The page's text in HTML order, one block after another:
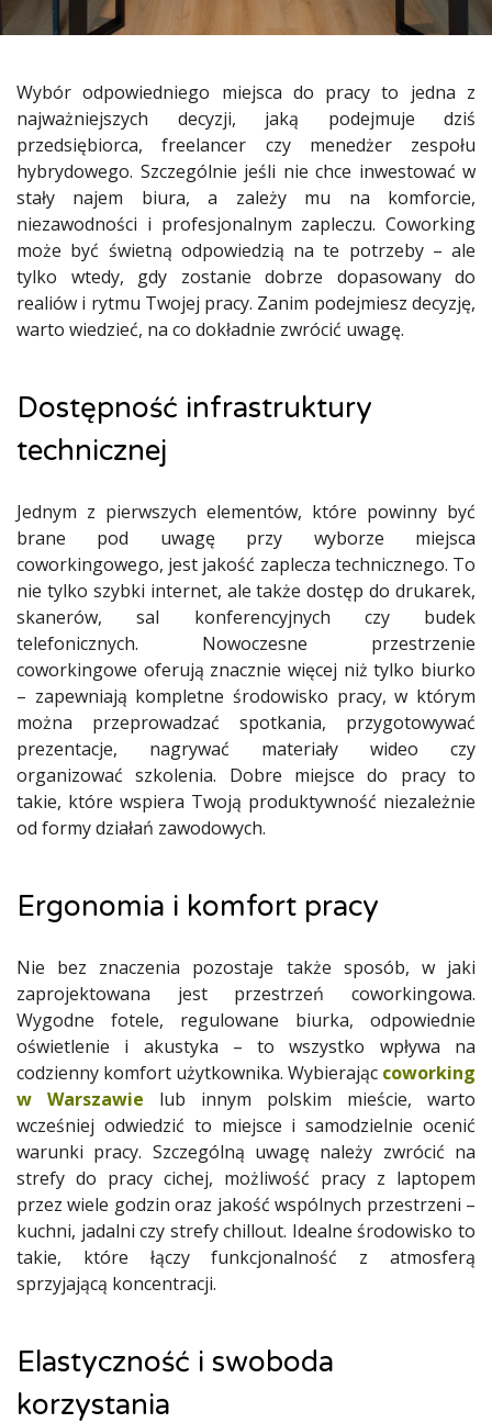
Wybór odpowiedniego miejsca do pracy to jedna z
najważniejszych decyzji, jaką podejmuje dziś
przedsiębiorca, freelancer czy menedżer zespołu
hybrydowego. Szczególnie jeśli nie chce inwestować w
stały najem biura, a zależy mu na komforcie,
niezawodności i profesjonalnym zapleczu. Coworking
może być świetną odpowiedzią na te potrzeby – ale
tylko wtedy, gdy zostanie dobrze dopasowany do
realiów i rytmu Twojej pracy. Zanim podejmiesz decyzję,
warto wiedzieć, na co dokładnie zwrócić uwagę.
Dostępność infrastruktury
technicznej
Jednym z pierwszych elementów, które powinny być
brane pod uwagę przy wyborze miejsca
coworkingowego, jest jakość zaplecza technicznego. To
nie tylko szybki internet, ale także dostęp do drukarek,
skanerów, sal konferencyjnych czy budek
telefonicznych. Nowoczesne przestrzenie
coworkingowe oferują znacznie więcej niż tylko biurko
– zapewniają kompletne środowisko pracy, w którym
można przeprowadzać spotkania, przygotowywać
prezentacje, nagrywać materiały wideo czy
organizować szkolenia. Dobre miejsce do pracy to
takie, które wspiera Twoją produktywność niezależnie
od formy działań zawodowych.
Ergonomia i komfort pracy
Nie bez znaczenia pozostaje także sposób, w jaki
zaprojektowana jest przestrzeń coworkingowa.
Wygodne fotele, regulowane biurka, odpowiednie
oświetlenie i akustyka – to wszystko wpływa na
codzienny komfort użytkownika. Wybierając coworking
w Warszawie lub innym polskim mieście, warto
wcześniej odwiedzić to miejsce i samodzielnie ocenić
warunki pracy. Szczególną uwagę należy zwrócić na
strefy do pracy cichej, możliwość pracy z laptopem
przez wiele godzin oraz jakość wspólnych przestrzeni –
kuchni, jadalni czy strefy chillout. Idealne środowisko to
takie, które łączy funkcjonalność z atmosferą
sprzyjającą koncentracji.
Elastyczność i swoboda
korzystania